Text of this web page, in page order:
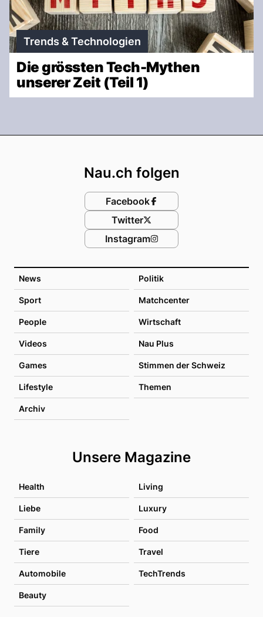
Trends & Technologien
Die grössten Tech-Mythen
unserer Zeit (Teil 1)
News Politik
Sport Matchcenter
People Wirtschaft
Videos Nau Plus
Games Stimmen der Schweiz
Lifestyle Themen
Archiv
Unsere Magazine
Health Living
Liebe Luxury
Family Food
Tiere Travel
Automobile TechTrends
Beauty
Nau.ch folgen
Facebook
Twitter
Instagram